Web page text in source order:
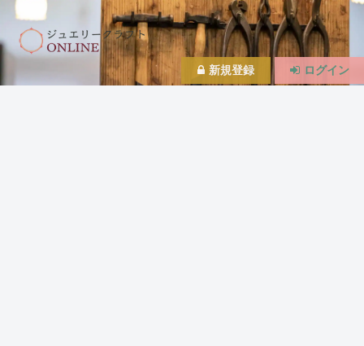
新規登録 ログイン